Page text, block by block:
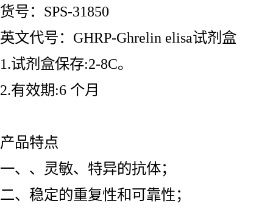
货号：SPS-31850
英文代号：GHRP-Ghrelin elisa试剂盒
1.试剂盒保存:2-8C。
2.有效期:6 个月
产品特点
一、、灵敏、特异的抗体；
二、稳定的重复性和可靠性；